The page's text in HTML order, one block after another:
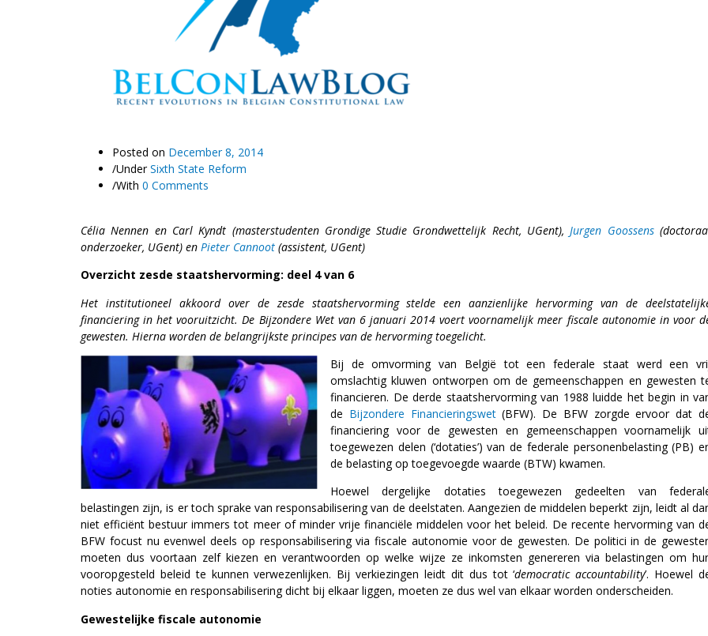
Posted on December 8, 2014
/UnderSixth State Reform
/With 0 Comments
Célia Nennen en Carl Kyndt (masterstudenten Grondige Studie Grondwettelijk Recht, UGent), Jurgen Goossens
onderzoeker, UGent) en Pieter Cannoot (assistent, UGent)
Overzicht zesde staatshervorming: deel 4 van 6
Het institutioneel akkoord over de zesde staatshervorming stelde een aanzienlijke hervorming van de
financiering in het vooruitzicht. De Bijzondere Wet van 6 januari 2014 voert voornamelijk meer fiscale autonomie in voor
gewesten. Hierna worden de belangrijkste principes van de hervorming toegelicht.
Bij de omvorming van België tot een federale staat werd een
omslachtig kluwen ontworpen om de gemeenschappen en gewesten
financieren. De derde staatshervorming van 1988 luidde het begin in
de Bijzondere Financieringswet(BFW). De BFW zorgde ervoor dat
financiering voor de gewesten en gemeenschappen voornamelijk
toegewezen delen (‘dotaties’) van de federale personenbelasting (PB)
de belasting op toegevoegde waarde (BTW) kwamen.
Hoewel dergelijke dotaties toegewezen gedeelten van
belastingen zijn, is er toch sprake van responsabilisering van de deelstaten. Aangezien de middelen beperkt zijn, leidt al
niet efficiënt bestuur immers tot meer of minder vrije financiële middelen voor het beleid. De recente hervorming van
BFW focust nu evenwel deels op responsabilisering via fiscale autonomie voor de gewesten. De politici in de
moeten dus voortaan zelf kiezen en verantwoorden op welke wijze ze inkomsten genereren via belastingen om
vooropgesteld beleid te kunnen verwezenlijken. Bij verkiezingen leidt dit dus tot ‘democratic accountability’. Hoewel
noties autonomie en responsabilisering dicht bij elkaar liggen, moeten ze dus wel van elkaar worden onderscheiden.
Gewestelijke fiscale autonomie